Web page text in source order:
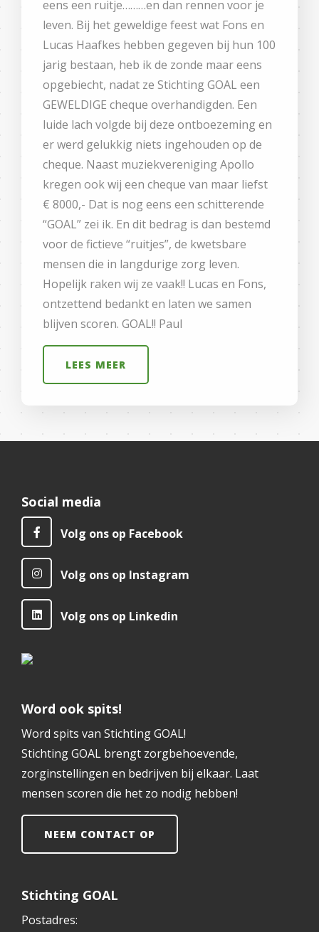
eens een ruitje………en dan rennen voor je
leven. Bij het geweldige feest wat Fons en
Lucas Haafkes hebben gegeven bij hun 100
jarig bestaan, heb ik de zonde maar eens
opgebiecht, nadat ze Stichting GOAL een
GEWELDIGE cheque overhandigden. Een
luide lach volgde bij deze ontboezeming en
er werd gelukkig niets ingehouden op de
cheque. Naast muziekvereniging Apollo
kregen ook wij een cheque van maar liefst
€ 8000,- Dat is nog eens een schitterende
“GOAL” zei ik. En dit bedrag is dan bestemd
voor de fictieve “ruitjes”, de kwetsbare
mensen die in langdurige zorg leven.
Hopelijk raken wij ze vaak!! Lucas en Fons,
ontzettend bedankt en laten we samen
blijven scoren. GOAL!! Paul
LEES MEER
Social media
Volg ons op Facebook
Volg ons op Instagram
Volg ons op Linkedin
Word ook spits!
Word spits van Stichting GOAL!
Stichting GOAL brengt zorgbehoevende,
zorginstellingen en bedrijven bij elkaar. Laat
mensen scoren die het zo nodig hebben!
NEEM CONTACT OP
Stichting GOAL
Postadres: